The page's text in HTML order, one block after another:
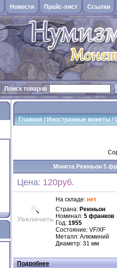
Новости Прайс-лист Cсылки
Поиск товаров
Главная / Иностранные монеты/
Монета Реюньон 5
Цена: 120руб.
Увеличить
На складе: нет
Страна: Реюньон
Номинал: 5 франков
Год: 1955
Состояние: VF/XF
Металл: Алюминий
Диаметр: 31 мм
Подробнее